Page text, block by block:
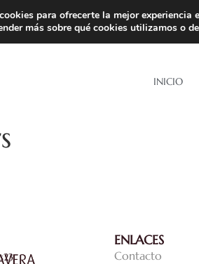
(Toledo) 647 55 34 92
INICIO
ENLACES
Contacto
para ofrecerte la mejor experiencia
más sobre qué cookies utilizamos o